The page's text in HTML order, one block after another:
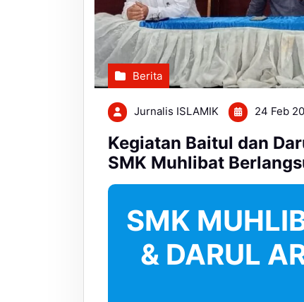
Berita
Jurnalis ISLAMIK 24 Feb
Kegiatan Baitul dan
SMK Muhlibat
SMK
& DARUL